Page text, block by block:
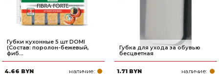
Губки кухонные 5 шт DOMI
(Состав: поролон-бежевый,
фиб...
4.66 BYN наличие:
Губка для ухода за обувью
бесцветная
1.71 BYN наличие: